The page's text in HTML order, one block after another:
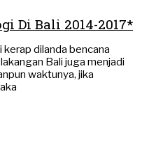
Di Bali 2014-2017*
dilanda bencana
Bali juga menjadi
waktunya, jika